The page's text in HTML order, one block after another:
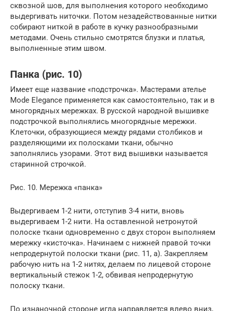
сквозной шов, для выполнения которого необходимо
выдергивать ниточки. Потом незадействованные нитки
собирают ниткой в работе в кучку разнообразными
методами. Очень стильно смотрятся блузки и платья,
выполненные этим швом.
Панка (рис. 10)
Имеет еще название «подстрочка». Мастерами ателье
Mode Elegance применяется как самостоятельно, так и в
многорядных мережках. В русской народной вышивке
подстрочкой выполнялись многорядные мережки.
Клеточки, образующиеся между рядами столбиков и
разделяющими их полосками ткани, обычно
заполнялись узорами. Этот вид вышивки называется
старинной строчкой.
Рис. 10. Мережка «панка»
Выдергиваем 1-2 нити, отступив 3-4 нити, вновь
выдергиваем 1-2 нити. На оставленной нетронутой
полоске ткани одновременно с двух сторон выполняем
мережку «кисточка». Начинаем с нижней правой точки
непродернутой полоски ткани (рис. 11, а). Закрепляем
рабочую нить на 1-2 нитях, делаем по лицевой стороне
вертикальный стежок 1-2, обвивая непродернутую
полоску ткани.
По изнаночной стороне игла направляется влево вниз,